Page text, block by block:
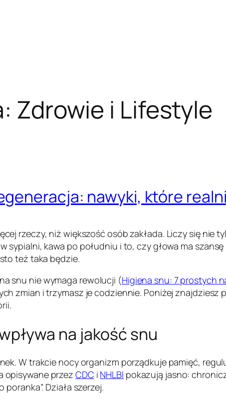
Zdrowie i Lifestyle
nawyki, które
rzeczy, niż większość osób zakłada. Liczy się
sypialni, kawa po południu i to, czy głowa ma
też taka będzie.
snu nie wymaga rewolucji (Higiena snu: 7 prostych
zmian i trzymasz je codziennie. Poniżej
na jakość snu
W trakcie nocy organizm porządkuje pamięć,
opisywane przez CDC i NHLBI pokazują jasno:
Działa szerzej.